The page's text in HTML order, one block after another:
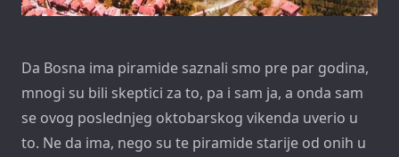
Da Bosna ima piramide saznali smo pre par godina,
mnogi su bili skeptici za to, pa i sam ja, a onda sam
se ovog poslednjeg oktobarskog vikenda uverio u
to. Ne da ima, nego su te piramide starije od onih u